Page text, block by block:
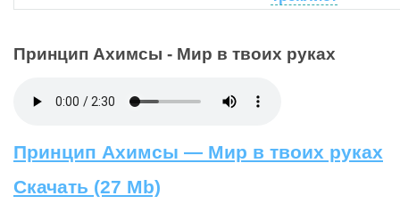
Принцип Ахимсы - Мир в твоих руках
Принцип Ахимсы — Мир в твоих руках
Скачать (27 Mb)